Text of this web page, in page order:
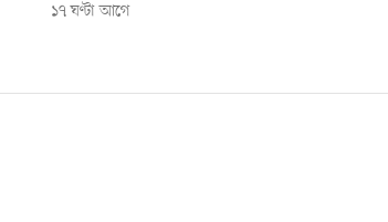
১৭ ঘণ্টা আগে